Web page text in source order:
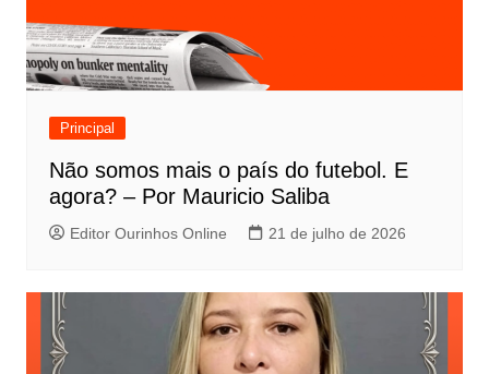
Principal
Não somos mais o país do futebol. E
agora? – Por Mauricio Saliba
Editor Ourinhos Online 21 de julho de 2026